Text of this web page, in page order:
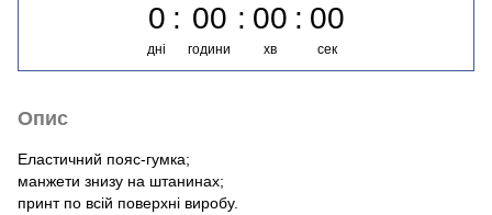
0
дні
00
години
00
хв
00
сек
Опис
Еластичний пояс-гумка;
манжети знизу на штанинах;
принт по всій поверхні виробу.